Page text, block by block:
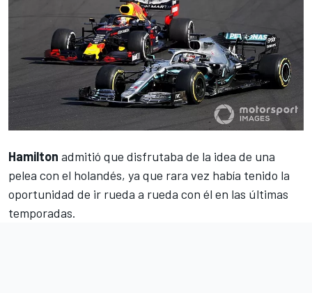
Hamilton admitió que disfrutaba de la idea de una
pelea con el holandés, ya que rara vez había tenido la
oportunidad de ir rueda a rueda con él en las últimas
temporadas.